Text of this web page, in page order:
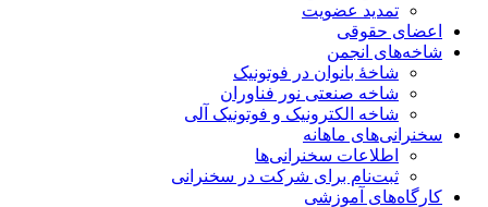
تمدید عضویت
اعضای حقوقی
شاخه‌های انجمن
شاخۀ بانوان در فوتونیک
شاخه صنعتی نور فناوران
شاخه‌ الکترونیک و فوتونیک آلی
سخنرانی‌های ماهانه
اطلاعات سخنرانی‌‌ها
ثبت‌نام برای شرکت در سخنرانی
کارگاه‌های آموزشی